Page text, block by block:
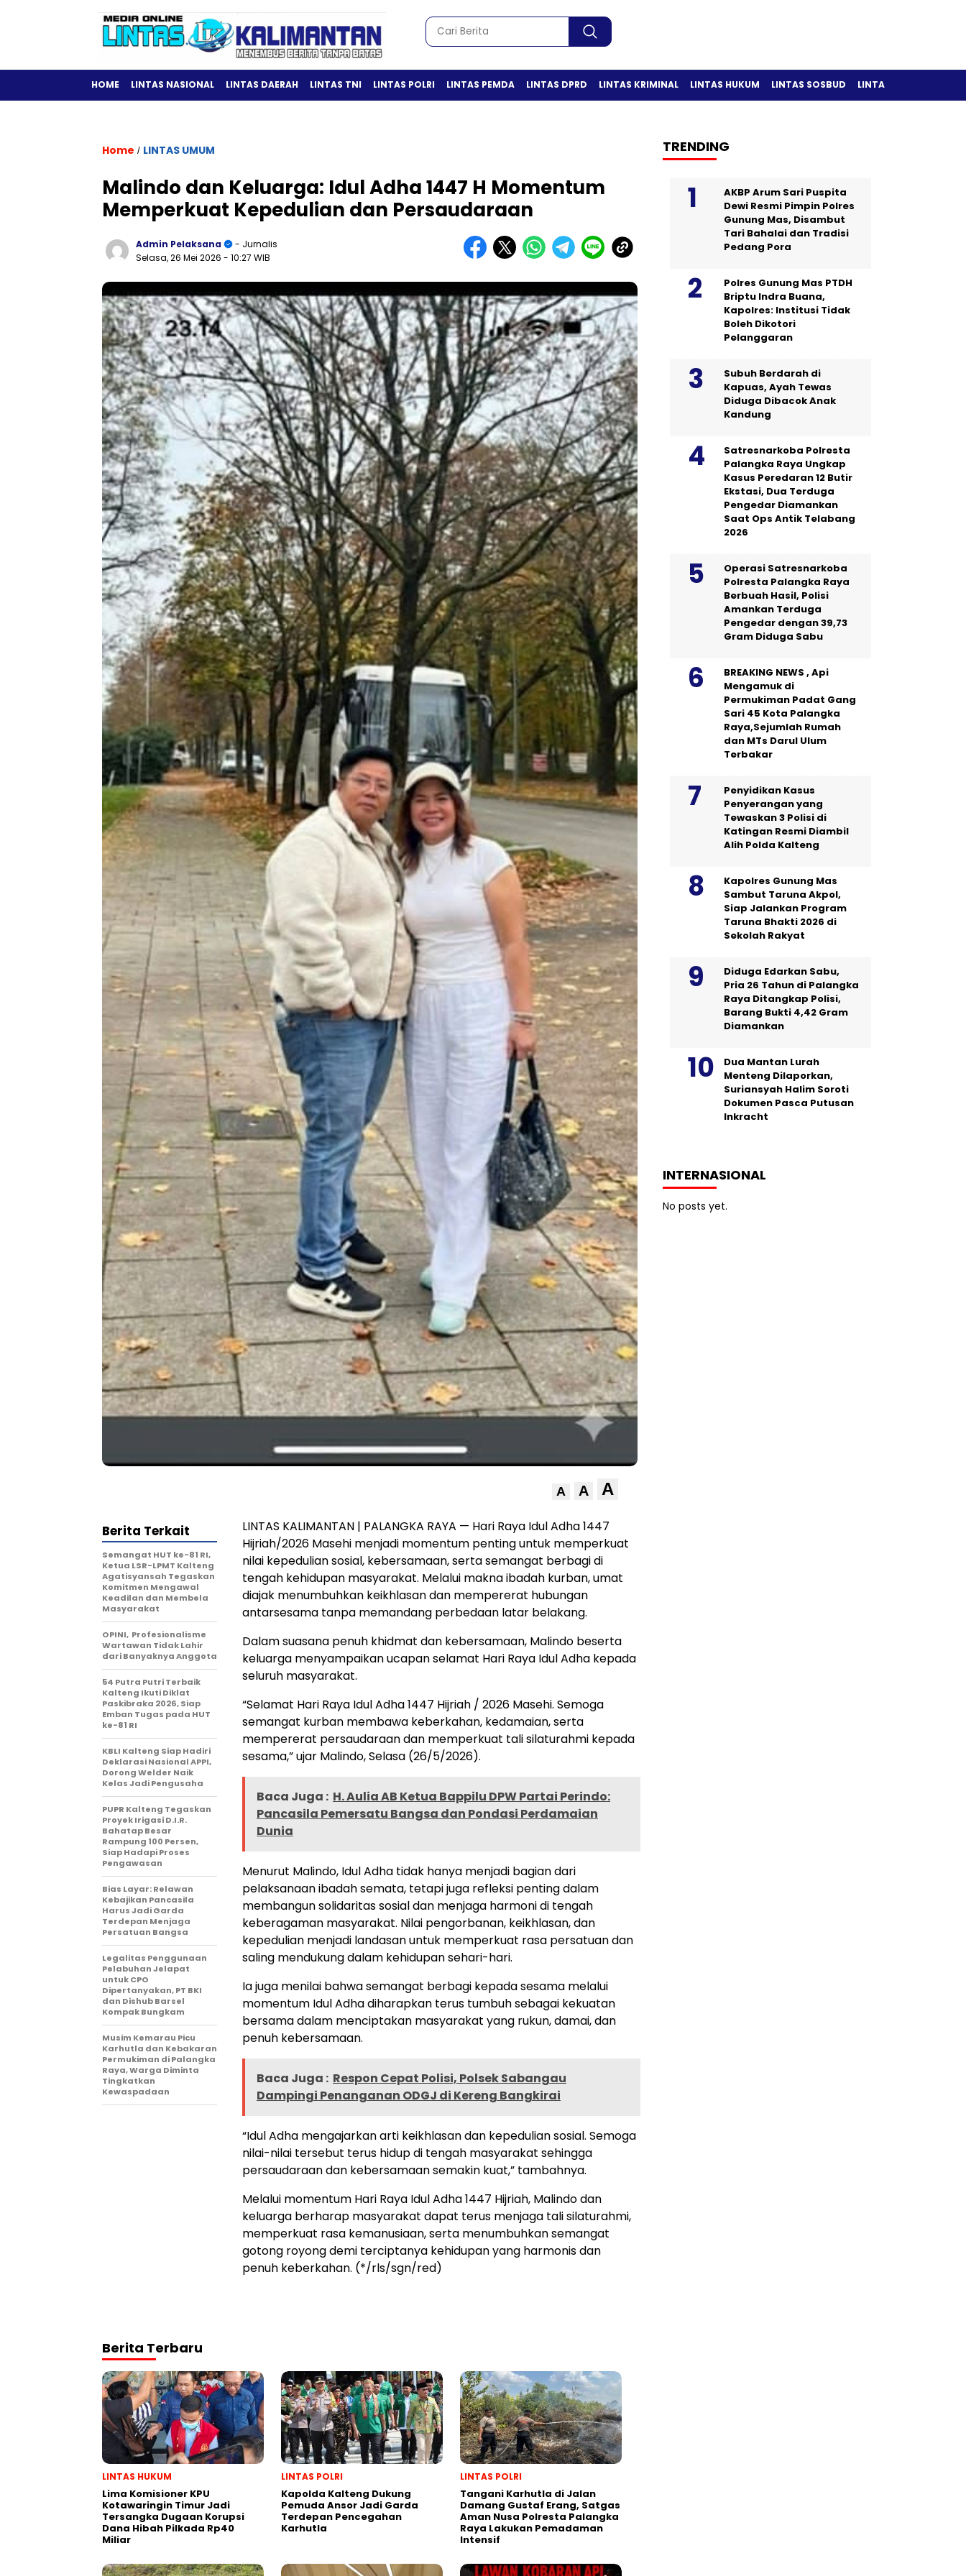
HOME LINTAS NASIONAL LINTAS DAERAH LINTAS TNI LINTAS POLRI LINTAS PEMDA LINTAS DPRD LINTAS KRIMINAL LINTAS HUKUM LINTAS SOSBUD LINTAS OLAH RAGA
Home / LINTAS UMUM
Malindo dan Keluarga: Idul Adha 1447 H Momentum
Memperkuat Kepedulian dan Persaudaraan
Admin Pelaksana
- Jurnalis
Selasa, 26 Mei 2026 - 10:27 WIB
A A A
LINTAS KALIMANTAN | PALANGKA RAYA — Hari Raya Idul Adha 1447
Hijriah/2026 Masehi menjadi momentum penting untuk memperkuat
nilai kepedulian sosial, kebersamaan, serta semangat berbagi di
tengah kehidupan masyarakat. Melalui makna ibadah kurban, umat
diajak menumbuhkan keikhlasan dan mempererat hubungan
antarsesama tanpa memandang perbedaan latar belakang.
Dalam suasana penuh khidmat dan kebersamaan, Malindo beserta
keluarga menyampaikan ucapan selamat Hari Raya Idul Adha kepada
seluruh masyarakat.
“Selamat Hari Raya Idul Adha 1447 Hijriah / 2026 Masehi. Semoga
semangat kurban membawa keberkahan, kedamaian, serta
mempererat persaudaraan dan memperkuat tali silaturahmi kepada
sesama,” ujar Malindo, Selasa (26/5/2026).
Baca Juga : H. Aulia AB Ketua Bappilu DPW Partai Perindo:
Pancasila Pemersatu Bangsa dan Pondasi Perdamaian
Dunia
Menurut Malindo, Idul Adha tidak hanya menjadi bagian dari
pelaksanaan ibadah semata, tetapi juga refleksi penting dalam
membangun solidaritas sosial dan menjaga harmoni di tengah
keberagaman masyarakat. Nilai pengorbanan, keikhlasan, dan
kepedulian menjadi landasan untuk memperkuat rasa persatuan dan
saling mendukung dalam kehidupan sehari-hari.
Ia juga menilai bahwa semangat berbagi kepada sesama melalui
momentum Idul Adha diharapkan terus tumbuh sebagai kekuatan
bersama dalam menciptakan masyarakat yang rukun, damai, dan
penuh kebersamaan.
Baca Juga : Respon Cepat Polisi, Polsek Sabangau
Dampingi Penanganan ODGJ di Kereng Bangkirai
“Idul Adha mengajarkan arti keikhlasan dan kepedulian sosial. Semoga
nilai-nilai tersebut terus hidup di tengah masyarakat sehingga
persaudaraan dan kebersamaan semakin kuat,” tambahnya.
Melalui momentum Hari Raya Idul Adha 1447 Hijriah, Malindo dan
keluarga berharap masyarakat dapat terus menjaga tali silaturahmi,
memperkuat rasa kemanusiaan, serta menumbuhkan semangat
gotong royong demi terciptanya kehidupan yang harmonis dan
penuh keberkahan. (*/rls/sgn/red)
Berita Terkait
Semangat HUT ke-81 RI,
Ketua LSR-LPMT Kalteng
Agatisyansah Tegaskan
Komitmen Mengawal
Keadilan dan Membela
Masyarakat
OPINI, Profesionalisme
Wartawan Tidak Lahir
dari Banyaknya Anggota
54 Putra Putri Terbaik
Kalteng Ikuti Diklat
Paskibraka 2026, Siap
Emban Tugas pada HUT
ke-81 RI
KBLI Kalteng Siap Hadiri
Deklarasi Nasional APPI,
Dorong Welder Naik
Kelas Jadi Pengusaha
PUPR Kalteng Tegaskan
Proyek Irigasi D.I.R.
Bahatap Besar
Rampung 100 Persen,
Siap Hadapi Proses
Pengawasan
Bias Layar: Relawan
Kebajikan Pancasila
Harus Jadi Garda
Terdepan Menjaga
Persatuan Bangsa
Legalitas Penggunaan
Pelabuhan Jelapat
untuk CPO
Dipertanyakan, PT BKI
dan Dishub Barsel
Kompak Bungkam
Musim Kemarau Picu
Karhutla dan Kebakaran
Permukiman di Palangka
Raya, Warga Diminta
Tingkatkan
Kewaspadaan
Berita Terbaru
LINTAS HUKUM
Lima Komisioner KPU
Kotawaringin Timur Jadi
Tersangka Dugaan Korupsi
Dana Hibah Pilkada Rp40
Miliar
LINTAS POLRI
Kapolda Kalteng Dukung
Pemuda Ansor Jadi Garda
Terdepan Pencegahan
Karhutla
LINTAS POLRI
Tangani Karhutla di Jalan
Damang Gustaf Erang, Satgas
Aman Nusa Polresta Palangka
Raya Lakukan Pemadaman
Intensif
TRENDING
AKBP Arum Sari Puspita
Dewi Resmi Pimpin Polres
Gunung Mas, Disambut
Tari Bahalai dan Tradisi
Pedang Pora
Polres Gunung Mas PTDH
Briptu Indra Buana,
Kapolres: Institusi Tidak
Boleh Dikotori
Pelanggaran
Subuh Berdarah di
Kapuas, Ayah Tewas
Diduga Dibacok Anak
Kandung
Satresnarkoba Polresta
Palangka Raya Ungkap
Kasus Peredaran 12 Butir
Ekstasi, Dua Terduga
Pengedar Diamankan
Saat Ops Antik Telabang
2026
Operasi Satresnarkoba
Polresta Palangka Raya
Berbuah Hasil, Polisi
Amankan Terduga
Pengedar dengan 39,73
Gram Diduga Sabu
BREAKING NEWS , Api
Mengamuk di
Permukiman Padat Gang
Sari 45 Kota Palangka
Raya,Sejumlah Rumah
dan MTs Darul Ulum
Terbakar
Penyidikan Kasus
Penyerangan yang
Tewaskan 3 Polisi di
Katingan Resmi Diambil
Alih Polda Kalteng
Kapolres Gunung Mas
Sambut Taruna Akpol,
Siap Jalankan Program
Taruna Bhakti 2026 di
Sekolah Rakyat
Diduga Edarkan Sabu,
Pria 26 Tahun di Palangka
Raya Ditangkap Polisi,
Barang Bukti 4,42 Gram
Diamankan
Dua Mantan Lurah
Menteng Dilaporkan,
Suriansyah Halim Soroti
Dokumen Pasca Putusan
Inkracht
INTERNASIONAL
No posts yet.